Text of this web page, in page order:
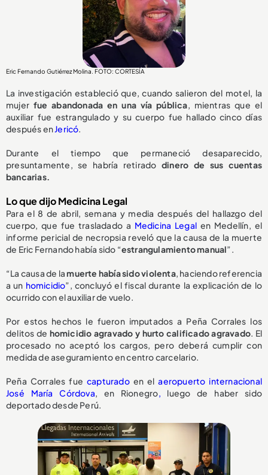
Eric Fernando Gutiérrez Molina. FOTO: CORTESÍA
La investigación estableció que, cuando salieron del motel, la
mujer fue abandonada en una vía pública, mientras que el
auxiliar fue estrangulado y su cuerpo fue hallado cinco días
después enJericó.
Durante el tiempo que permaneció desaparecido,
presuntamente, se habría retirado dinero de sus cuentas
bancarias.
Lo que dijo Medicina Legal
Para el 8 de abril, semana y media después del hallazgo del
cuerpo, que fue trasladado a Medicina Legal en Medellín, el
informe pericial de necropsia reveló que la causa de la muerte
de Eric Fernando había sido “estrangulamiento manual”.
“La causa de lamuerte había sido violenta, haciendo referencia
a un homicidio”, concluyó el fiscal durante la explicación de lo
ocurrido con el auxiliar de vuelo.
Por estos hechos le fueron imputados a Peña Corrales los
delitos de homicidio agravado y hurto calificado agravado. El
procesado no aceptó los cargos, pero deberá cumplir con
medida de aseguramiento en centro carcelario.
Peña Corrales fue capturadoen elaeropuerto internacional
José María Córdova, en Rionegro, luego de haber sido
deportado desde Perú.